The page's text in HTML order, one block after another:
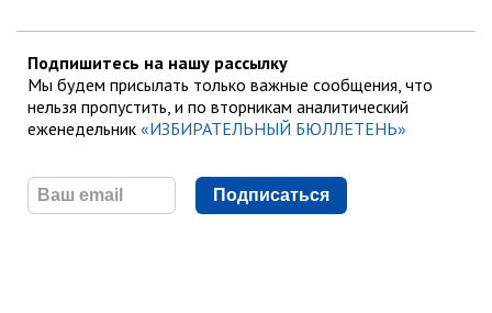
Подпишитесь на нашу рассылку
Мы будем присылать только важные сообщения, что
нельзя пропустить, и по вторникам аналитический
еженедельник «ИЗБИРАТЕЛЬНЫЙ БЮЛЛЕТЕНЬ»
Подписаться